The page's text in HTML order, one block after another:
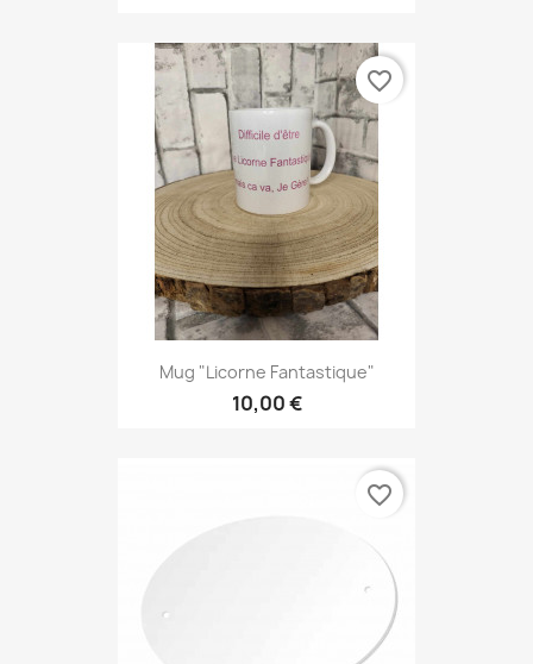
Mug "Licorne Fantastique"
10,00 €
favorite_border
favorite_border